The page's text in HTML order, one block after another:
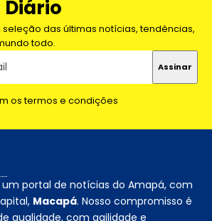
Diário
das últimas notícias, tendências,
todo.
os termos e condições
um portal de notícias do Amapá, com
Macapá. Nosso compromisso é
qualidade, com agilidade e